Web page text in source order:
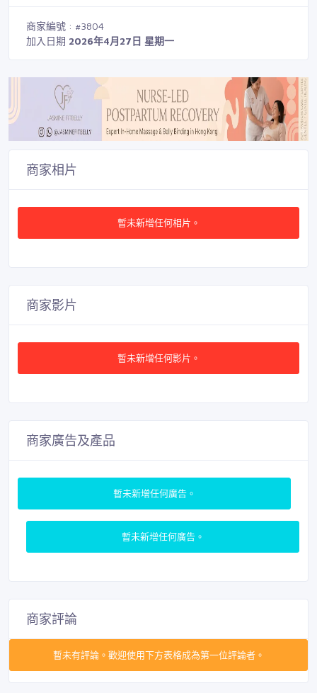
商家編號 : #3804
加入日期 2026年4月27日 星期一
商家相片
暫未新增任何相片。
商家影片
暫未新增任何影片。
商家廣告及產品
暫未新增任何廣告。
暫未新增任何廣告。
商家評論
暫未有評論。歡迎使用下方表格成為第一位評論者。